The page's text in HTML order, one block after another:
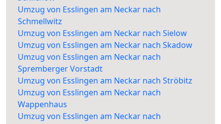
Umzug von Esslingen am Neckar nach
Schmellwitz
Umzug von Esslingen am Neckar nach Sielow
Umzug von Esslingen am Neckar nach Skadow
Umzug von Esslingen am Neckar nach
Spremberger Vorstadt
Umzug von Esslingen am Neckar nach Ströbitz
Umzug von Esslingen am Neckar nach
Wappenhaus
Umzug von Esslingen am Neckar nach